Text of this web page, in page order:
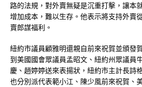
路的法規，對外賣無疑是沉重打擊，讓本
增加成本，難以生存。他表示將支持外賣
賣郎謀福利。
紐約市議員顧雅明還親自前來祝賀並頒發
到美國國會眾議員孟昭文、紐約州眾議員
慶、趙婷婷送來表揚狀，紐約市主計長詩
也分別派代表範小江、陳少風前來祝賀、